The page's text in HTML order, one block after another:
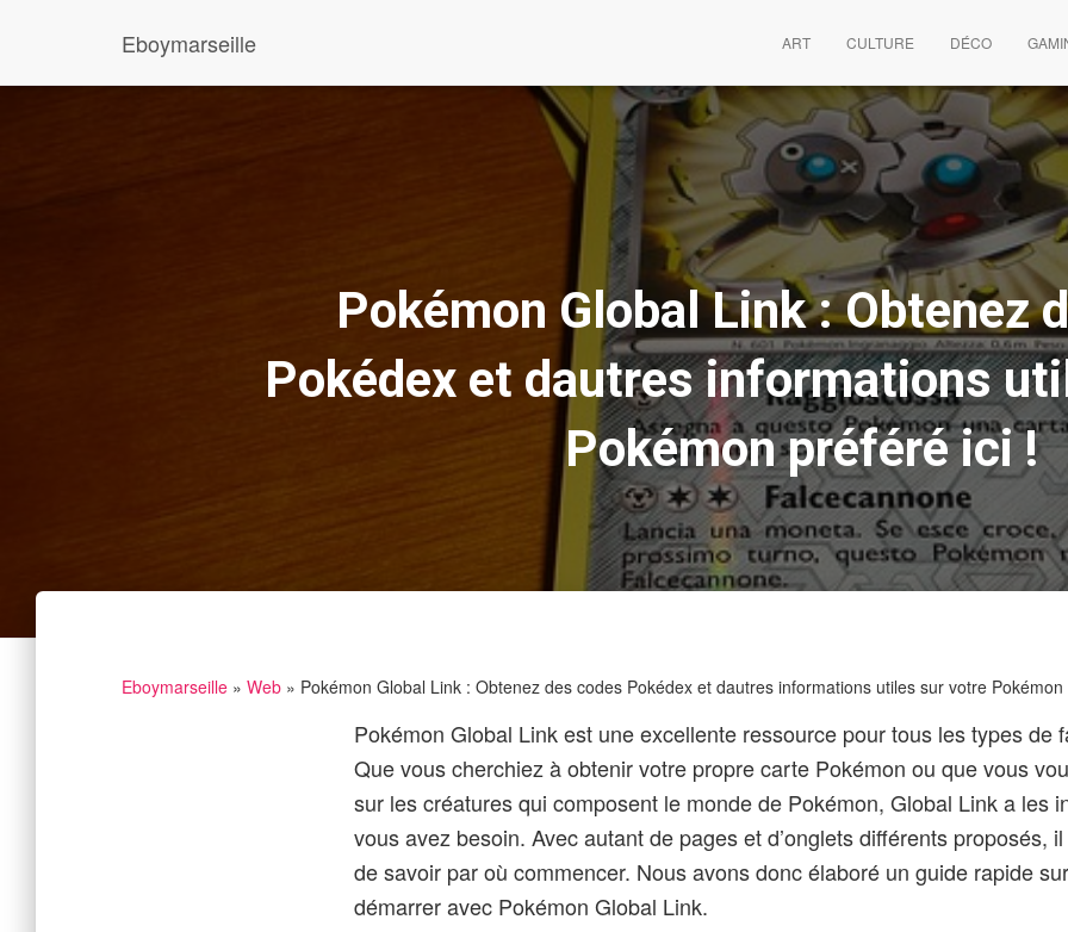
Eboymarseille ART CULTURE DÉCO
Pokémon Global Link : Obtenez
Pokédex et dautres informations
Pokémon préféré ici !
Eboymarseille » Web » Pokémon Global Link : Obtenez des codes Pokédex et dautres informations utiles sur votre
Pokémon Global Link est une excellente ressource pour tous les types de
Que vous cherchiez à obtenir votre propre carte Pokémon ou que vous
sur les créatures qui composent le monde de Pokémon, Global Link a les
vous avez besoin. Avec autant de pages et d’onglets différents proposés,
de savoir par où commencer. Nous avons donc élaboré un guide rapide
démarrer avec Pokémon Global Link.